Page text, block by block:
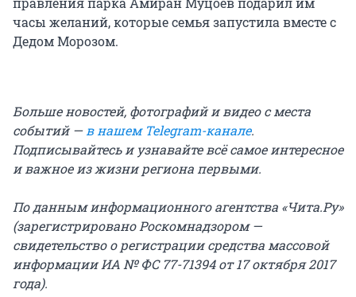
часы желаний, которые семья запустила вместе с
Дедом Морозом.
Больше новостей, фотографий и видео с места
событий — в нашем Telegram-канале.
Подписывайтесь и узнавайте всё самое интересное
и важное из жизни региона первыми.
По данным информационного агентства «Чита.Ру»
(зарегистрировано Роскомнадзором —
свидетельство о регистрации средства массовой
информации ИА № ФС 77-71394 от 17 октября 2017
года).